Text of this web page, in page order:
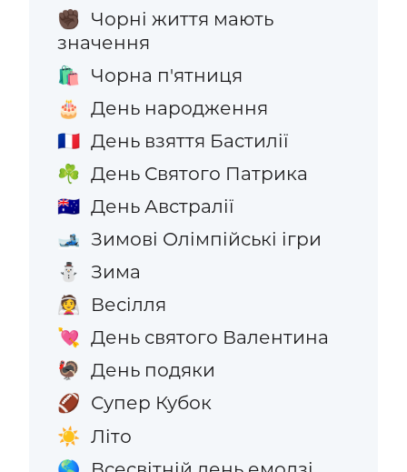
✊🏿 Чорні життя мають
значення
🛍️ Чорна п'ятниця
🎂 День народження
🇫🇷 День взяття Бастилії
☘️ День Святого Патрика
🇦🇺 День Австралії
🎿 Зимові Олімпійські ігри
⛄ Зима
👰 Весілля
💘 День святого Валентина
🦃 День подяки
🏈 Супер Кубок
☀️ Літо